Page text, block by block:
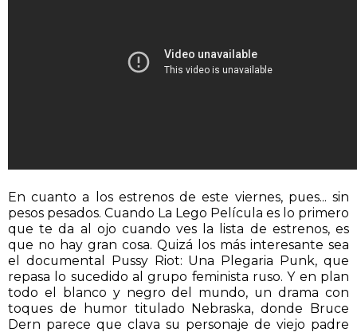
En cuanto a los estrenos de este viernes, pues... sin
pesos pesados. Cuando La Lego Película es lo primero
que te da al ojo cuando ves la lista de estrenos, es
que no hay gran cosa. Quizá los más interesante sea
el documental Pussy Riot: Una Plegaria Punk, que
repasa lo sucedido al grupo feminista ruso. Y en plan
todo el blanco y negro del mundo, un drama con
toques de humor titulado Nebraska, donde Bruce
Dern parece que clava su personaje de viejo padre